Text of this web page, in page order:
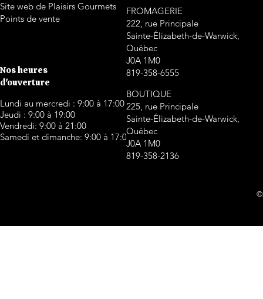
Site web de Plaisirs Gourmets
Points de vente
Nos heures
d'ouverture
Lundi au mercredi : 9:00 à 17:00
Jeudi : 9:00 à 19:00
Vendredi: 9:00 à 21:00
Samedi et dimanche: 9:00 à 17:00
FROMAGERIE
222, rue Principale
Sainte-Élizabeth-de-Warwick,
Québec
J0A 1M0
819-358-6555
BOUTIQUE
225, rue Principale
Sainte-Élizabeth-de-Warwick,
Québec
J0A 1M0
819-358-2136